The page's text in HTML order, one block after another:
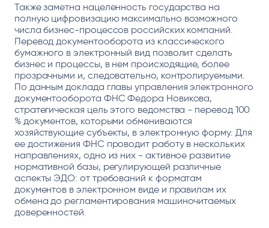
Также заметна нацеленность государства на
полную цифровизацию максимально возможного
числа бизнес-процессов российских компаний.
Перевод документооборота из классического
бумажного в электронный вид позволит сделать
бизнес и процессы, в нем происходящие, более
прозрачными и, следовательно, контролируемыми.
По данным доклада главы управления электронного
документооборота ФНС Федора Новикова,
стратегическая цель этого ведомства - перевод 100
% документов, которыми обмениваются
хозяйствующие субъекты, в электронную форму. Для
ее достижения ФНС проводит работу в нескольких
направлениях, одно из них - активное развитие
нормативной базы, регулирующей различные
аспекты ЭДО: от требований к форматам
документов в электронном виде и правилам их
обмена до регламентирования машиночитаемых
доверенностей.